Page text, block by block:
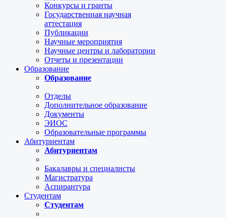
Конкурсы и гранты
Государственная научная
аттестация
Публикации
Научные мероприятия
Научные центры и лаборатории
Отчеты и презентации
Образование
Образование
Отделы
Дополнительное образование
Документы
ЭИОС
Образовательные программы
Абитуриентам
Абитуриентам
Бакалавры и специалисты
Магистратура
Аспирантура
Студентам
Студентам